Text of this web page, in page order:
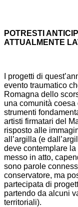
POTRESTI
ATTUALMENTE
I progetti di
evento traumatico
Romagna dello
una comunità coesa
strumenti
artisti firmatari del
risposto alle
all’argilla (e
deve contemplare
messo in atto,
sono parole
conservatore, ma
partecipata di
partendo da alcuni
territoriali).